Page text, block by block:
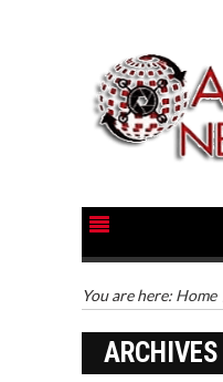
You are here: Home
ARCHIVES